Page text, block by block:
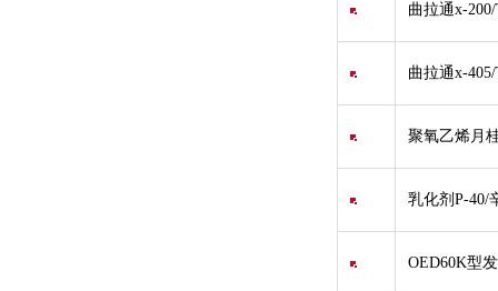
曲拉通x-
曲拉通x-
聚氧乙烯月
乳化剂P-40/
OED60K型